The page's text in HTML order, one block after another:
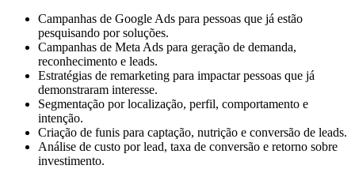
Campanhas de Google Ads para pessoas que já estão
pesquisando por soluções.
Campanhas de Meta Ads para geração de demanda,
reconhecimento e leads.
Estratégias de remarketing para impactar pessoas que já
demonstraram interesse.
Segmentação por localização, perfil, comportamento e
intenção.
Criação de funis para captação, nutrição e conversão de leads.
Análise de custo por lead, taxa de conversão e retorno sobre
investimento.